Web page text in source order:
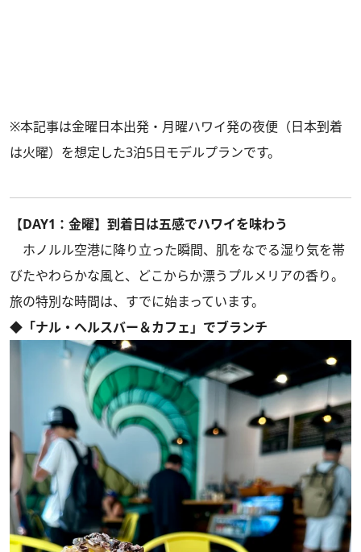
※本記事は金曜日本出発・月曜ハワイ発の夜便（日本到着
は火曜）を想定した3泊5日モデルプランです。
【DAY1：金曜】到着日は五感でハワイを味わう
ホノルル空港に降り立った瞬間、肌をなでる湿り気を帯
びたやわらかな風と、どこからか漂うプルメリアの香り。
旅の特別な時間は、すでに始まっています。
◆「ナル・ヘルスバー＆カフェ」でブランチ